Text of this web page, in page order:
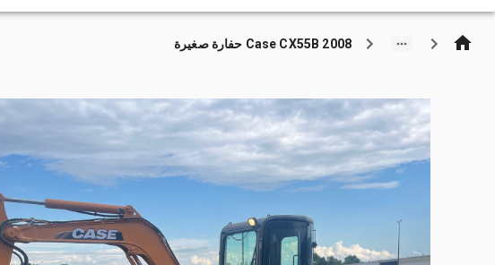
2008 Case CX55B حفارة صغيرة